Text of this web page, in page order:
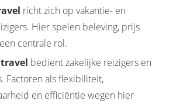
richt zich op vakantie- en
Hier spelen beleving, prijs
centrale rol.
bedient zakelijke reizigers en
Factoren als flexibiliteit,
en efficiëntie wegen hier